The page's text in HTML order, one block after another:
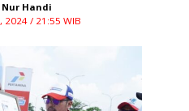
Nur Handi
2024 / 21:55 WIB